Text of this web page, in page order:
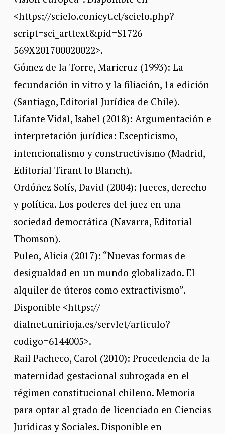
<https://scielo.conicyt.cl/scielo.php?
script=sci_arttext&pid=S1726-
569X201700020022>.
Gómez de la Torre, Maricruz (1993): La
fecundación in vitro y la filiación, 1a edición
(Santiago, Editorial Jurídica de Chile).
Lifante Vidal, Isabel (2018): Argumentación e
interpretación jurídica: Escepticismo,
intencionalismo y constructivismo (Madrid,
Editorial Tirant lo Blanch).
Ordóñez Solís, David (2004): Jueces, derecho
y política. Los poderes del juez en una
sociedad democrática (Navarra, Editorial
Thomson).
Puleo, Alicia (2017): “Nuevas formas de
desigualdad en un mundo globalizado. El
alquiler de úteros como extractivismo”.
Disponible <https://
dialnet.unirioja.es/servlet/articulo?
codigo=6144005>.
Rail Pacheco, Carol (2010): Procedencia de la
maternidad gestacional subrogada en el
régimen constitucional chileno. Memoria
para optar al grado de licenciado en Ciencias
Jurídicas y Sociales. Disponible en